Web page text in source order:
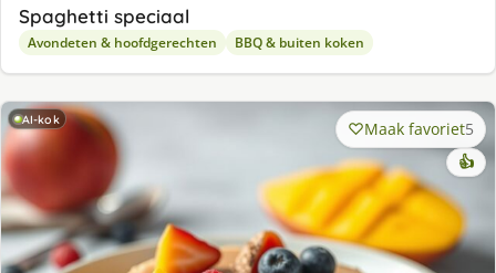
Spaghetti speciaal
Avondeten & hoofdgerechten BBQ & buiten koken
AI-kok Maak favoriet5
👍